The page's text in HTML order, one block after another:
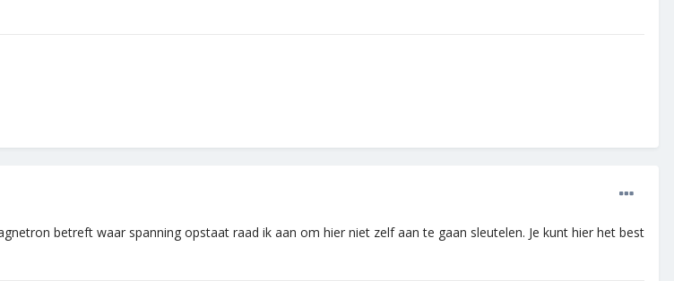
betreft waar spanning opstaat raad ik aan om hier niet zelf aan te gaan sleutelen. Je kunt hier het best